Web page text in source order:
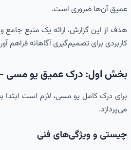
عمیق آن‌ها ضروری است.
هدف از این گزارش، ارائه یک منبع جامع
کاربردی برای تصمیم‌گیری آگاهانه فراهم
بخش اول: درک عمیق یو مسی –
برای درک کامل یو مسی، لازم است
می‌پردازد.
چیستی و ویژگی‌های فنی